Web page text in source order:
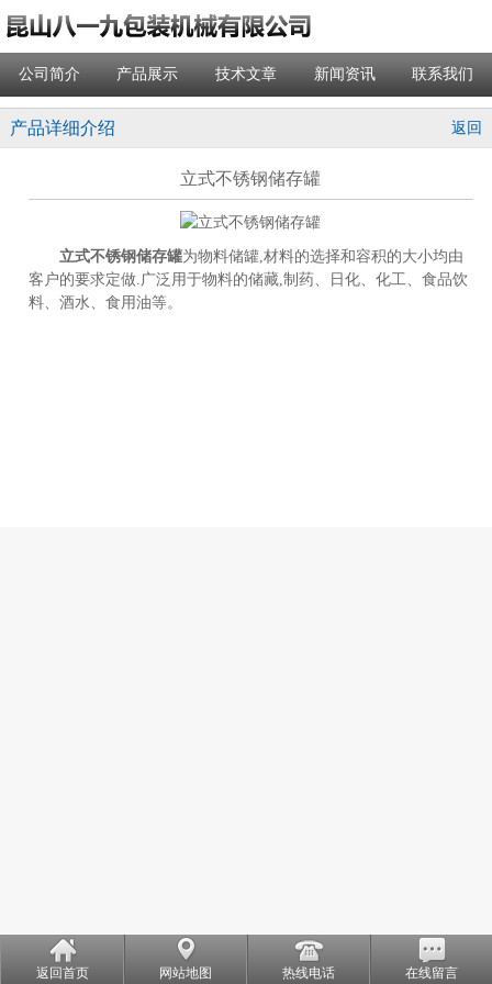
公司简介 产品展示 技术文章 新闻资讯 联系我们
产品详细介绍 返回
立式不锈钢储存罐
立式不锈钢储存罐为物料储罐,材料的选择和容积的大小均由
客户的要求定做.广泛用于物料的储藏,制药、日化、化工、食品饮
料、酒水、食用油等。
返回首页 网站地图 热线电话 在线留言